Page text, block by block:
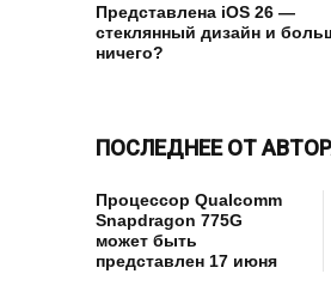
Представлена iOS 26 —
стеклянный дизайн и
ничего?
ПОСЛЕДНЕЕ ОТ
Процессор Qualcomm
Snapdragon 775G
может быть
представлен 17 июня